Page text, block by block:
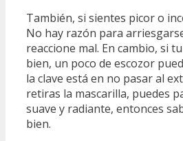
También, si sientes picor o
No hay razón para
reaccione mal. En cambio, si
bien, un poco de escozor
la clave está en no pasar al
retiras la mascarilla, puedes
suave y radiante, entonces
bien.